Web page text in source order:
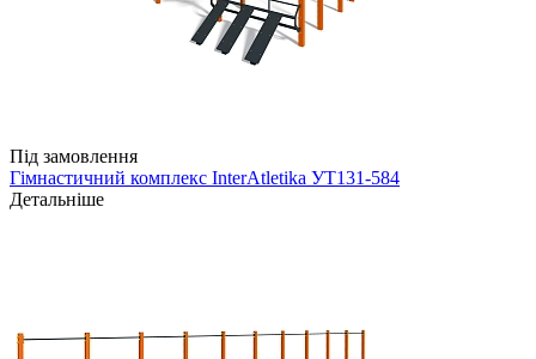
Під замовлення
Гімнастичний комплекс InterAtletika УТ131-584
Детальніше